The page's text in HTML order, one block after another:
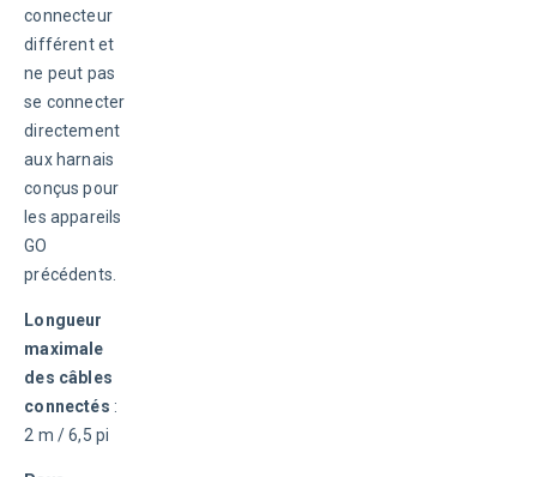
connecteur
différent et
ne peut pas
se connecter
directement
aux harnais
conçus pour
les appareils
GO
précédents.
Longueur
maximale
des câbles
connectés :
2 m / 6,5 pi